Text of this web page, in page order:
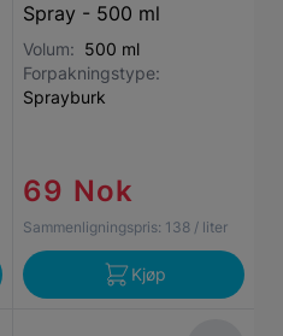
Spray - 500 ml
Volum: 500 ml
Forpakningstype:
Sprayburk
69 Nok
Sammenligningspris: 138 / liter
Kjøp